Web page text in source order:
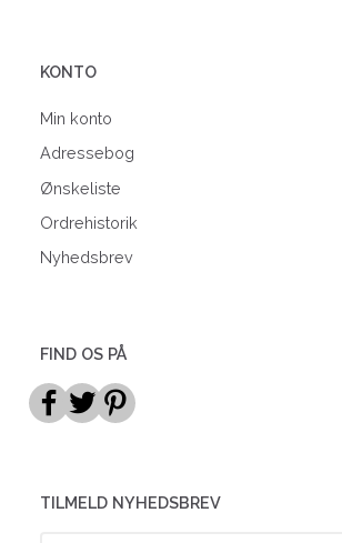
KONTO
Min konto
Adressebog
Ønskeliste
Ordrehistorik
Nyhedsbrev
FIND OS PÅ
TILMELD NYHEDSBREV